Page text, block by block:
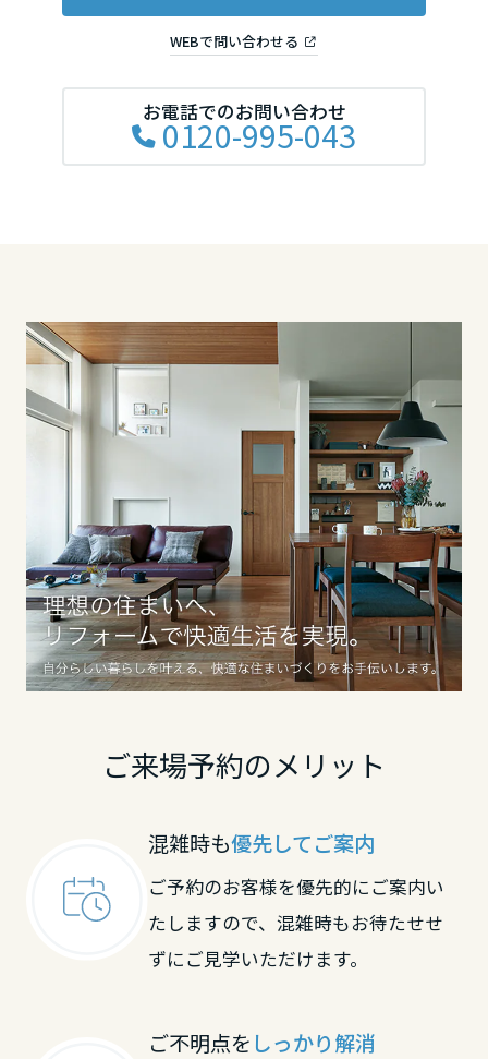
WEBで問い合わせる
お電話でのお問い合わせ
0120-995-043
ご来場予約のメリット
混雑時も優先してご案内
ご予約のお客様を優先的にご案内い
たしますので、混雑時もお待たせせ
ずにご見学いただけます。
ご不明点を しっかり解消
兵庫県
中国・四国エリア
鳥取県
島根県
山口県